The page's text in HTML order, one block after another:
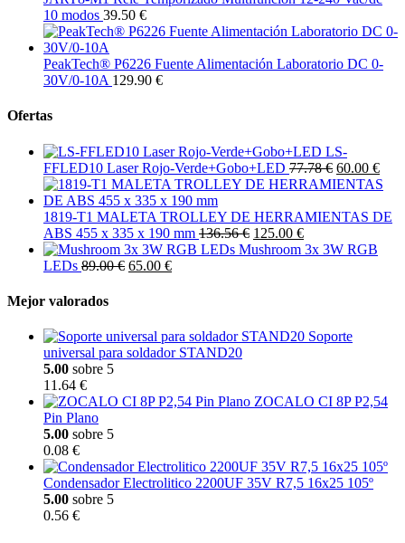
10 modos 39.50 €
PeakTech® P6226 Fuente Alimentación Laboratorio DC 0-
30V/0-10A 129.90 €
Ofertas
LS-
FFLED10 Laser Rojo-Verde+Gobo+LED 77.78 € 60.00 €
1819-T1 MALETA TROLLEY DE HERRAMIENTAS DE
ABS 455 x 335 x 190 mm 136.56 € 125.00 €
Mushroom 3x 3W RGB
LEDs 89.00 € 65.00 €
Mejor valorados
Soporte
universal para soldador STAND20
5.00 sobre 5
11.64 €
ZOCALO CI 8P P2,54
Pin Plano
5.00 sobre 5
0.08 €
Condensador Electrolitico 2200UF 35V R7,5 16x25 105º
5.00 sobre 5
0.56 €